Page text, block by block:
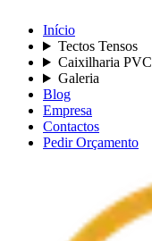
Início
Tectos Tensos
Caixilharia PVC
Galeria
Blog
Empresa
Contactos
Pedir Orçamento